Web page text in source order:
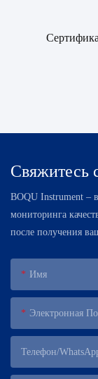
Свяжитесь
BOQU Instrument –
мониторинга
после получения
Имя
Электронная
Телефон/